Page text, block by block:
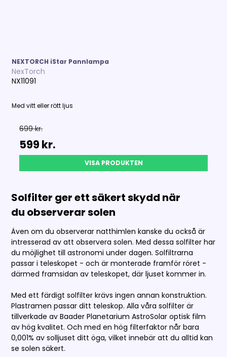
NEXTORCH iStar Pannlampa
NexTorch
NX11091
Med vitt eller rött ljus
699 kr.
599 kr.
VISA PRODUKTEN
Solfilter ger ett säkert skydd när
du observerar solen
Även om du observerar natthimlen kanske du också är
intresserad av att observera solen. Med dessa solfilter har
du möjlighet till astronomi under dagen. Solfiltrarna
passar i teleskopet - och är monterade framför röret -
därmed framsidan av teleskopet, där ljuset kommer in.
Med ett färdigt solfilter krävs ingen annan konstruktion.
Plastramen passar ditt teleskop. Alla våra solfilter är
tillverkade av Baader Planetarium AstroSolar optisk film
av hög kvalitet. Och med en hög filterfaktor når bara
0,001% av solljuset ditt öga, vilket innebär att du alltid kan
se solen säkert.